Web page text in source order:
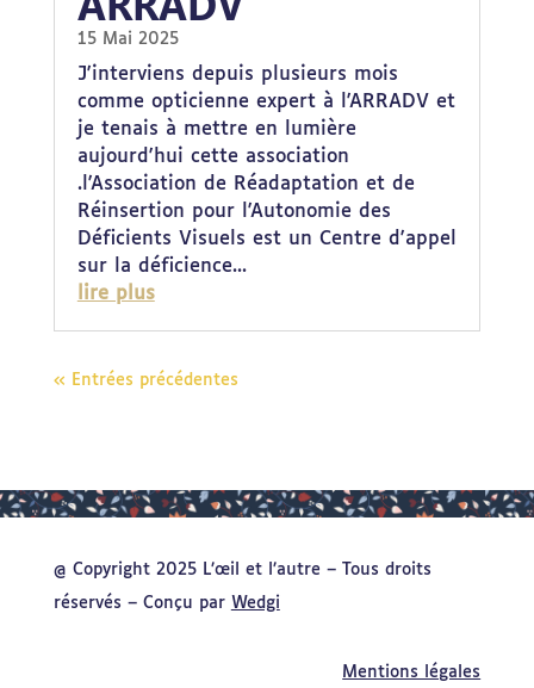
15 Mai 2025
J'interviens depuis plusieurs mois
comme opticienne expert à l'ARRADV et
je tenais à mettre en lumière
aujourd'hui cette association
.l'Association de Réadaptation et de
Réinsertion pour l'Autonomie des
Déficients Visuels est un Centre d'appel
sur la déficience...
lire plus
« Entrées précédentes
@ Copyright 2025 L’œil et l’autre – Tous droits
réservés – Conçu par Wedgi
Mentions légales